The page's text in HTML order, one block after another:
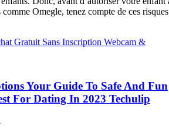
Omegle, tenez compte de ces
Gratuit Sans Inscription Webcam &
Your Guide To Safe And Fun
For Dating In 2023 Techulip